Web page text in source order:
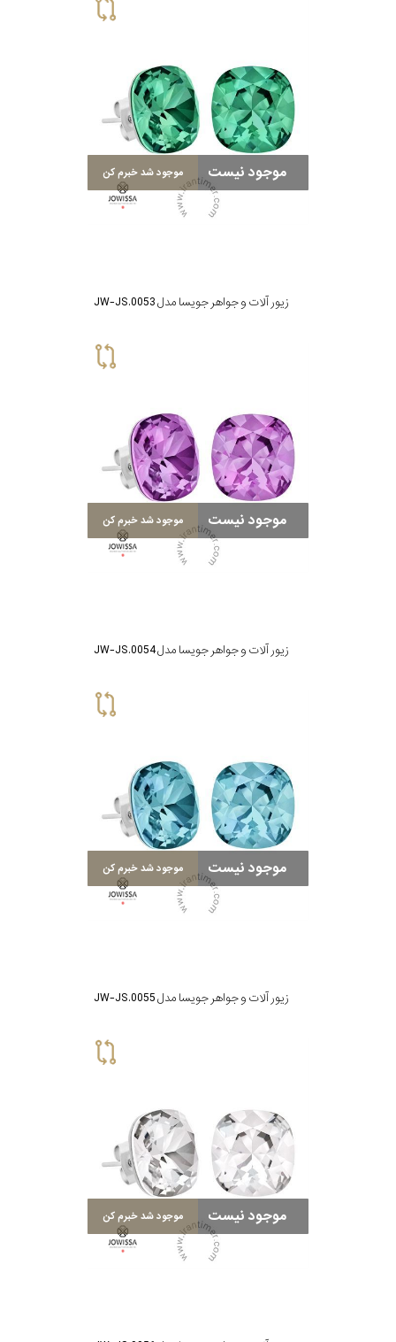
موجود نیست موجود شد خبرم کن
زیور آلات و جواهر جویسا مدل JW-JS.0053
موجود نیست موجود شد خبرم کن
زیور آلات و جواهر جویسا مدل JW-JS.0054
موجود نیست موجود شد خبرم کن
زیور آلات و جواهر جویسا مدل JW-JS.0055
موجود نیست موجود شد خبرم کن